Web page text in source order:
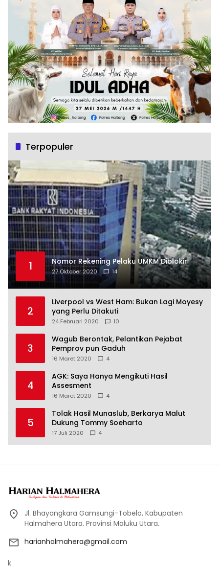
Terpopuler
1 Nomor Rekening Pelaku UMKM Diblokir
27 Oktober 2020 14
2
Liverpool vs West Ham: Bukan Lagi Moyesy
yang Perlu Ditakuti
24 Februari 2020 10
3
Wagub Berontak, Pelantikan Pejabat
Pemprov pun Gaduh
16 Maret 2020 4
4
AGK: Saya Hanya Mengikuti Hasil
Assesment
16 Maret 2020 4
5
Tolak Hasil Munaslub, Berkarya Malut
Dukung Tommy Soeharto
17 Juli 2020 4
Jl. Bhayangkara Gamsungi-Tobelo, Kabupaten
Halmahera Utara. Provinsi Maluku Utara.
harianhalmahera@gmail.com
k